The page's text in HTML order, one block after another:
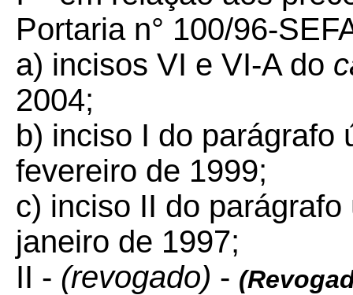
Portaria n° 100/96-
a) incisos VI e VI-A do
2004;
b) inciso I do parágrafo
fevereiro de 1999;
c) inciso II do parágrafo
janeiro de 1997;
II - (revogado) -